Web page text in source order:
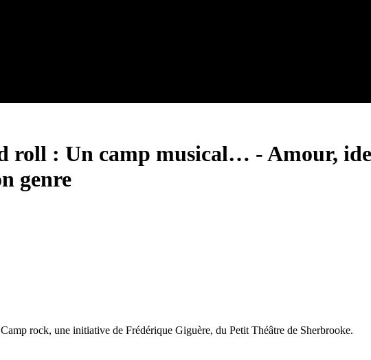
roll : Un camp musical… -Amour,
genre
rock, une initiative de Frédérique Giguère, du Petit Théâtre de Sherbrooke.